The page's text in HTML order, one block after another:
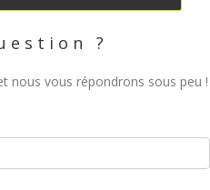
?
nous vous répondrons sous peu !